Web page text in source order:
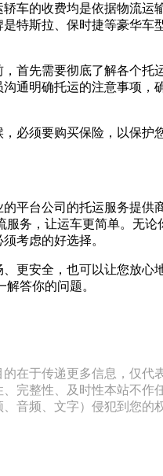
车的收费均是依据物流
特斯拉、保时捷等豪华
首先需要彻底了解各个
通明确托运的注意事项
必须要购买保险，以保
平台公司的托运服务提
务，让运车更简单。无
考虑的好选择。
更安全，也可以让您放
答你的问题。
在于传递更多信息，仅
完整性、及时性本站不
音频、文字）侵犯到您